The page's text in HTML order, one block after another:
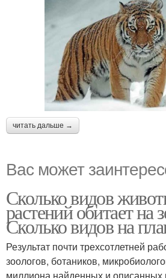
читать дальше →
Вас может
Сколько видов
растений обитает на
Сколько видов на
Результат почти трехсотлетней
зоологов, ботаников,